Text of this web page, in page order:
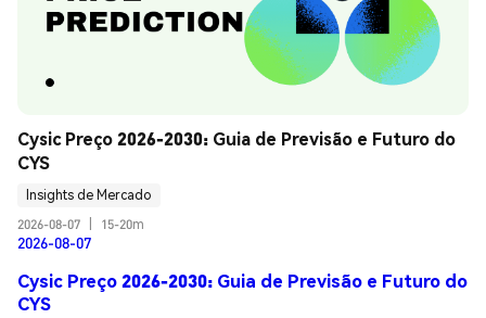
Cysic Preço 2026-2030: Guia de Previsão e Futuro do
CYS
Insights de Mercado
2026-08-07
15-20m
2026-08-07
Cysic Preço 2026-2030: Guia de Previsão e Futuro do
CYS